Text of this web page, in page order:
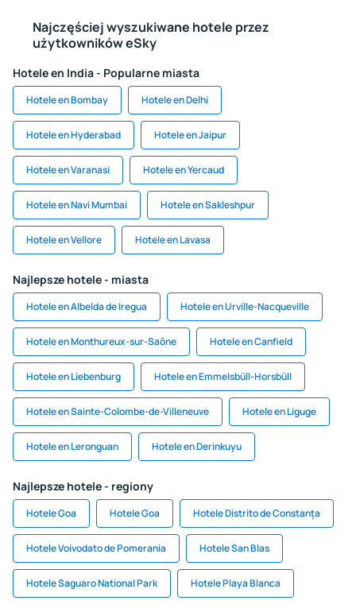
Najczęściej wyszukiwane hotele przez
użytkowników eSky
Hotele en India - Popularne miasta
Hotele en Bombay Hotele en Delhi
Hotele en Hyderabad Hotele en Jaipur
Hotele en Varanasi Hotele en Yercaud
Hotele en Navi Mumbai Hotele en Sakleshpur
Hotele en Vellore Hotele en Lavasa
Najlepsze hotele - miasta
Hotele en Albelda de Iregua Hotele en Urville-Nacqueville
Hotele en Monthureux-sur-Saône Hotele en Canfield
Hotele en Liebenburg Hotele en Emmelsbüll-Horsbüll
Hotele en Sainte-Colombe-de-Villeneuve Hotele en Liguge
Hotele en Leronguan Hotele en Derinkuyu
Najlepsze hotele - regiony
Hotele Goa Hotele Goa Hotele Distrito de Constanța
Hotele Voivodato de Pomerania Hotele San Blas
Hotele Saguaro National Park Hotele Playa Blanca